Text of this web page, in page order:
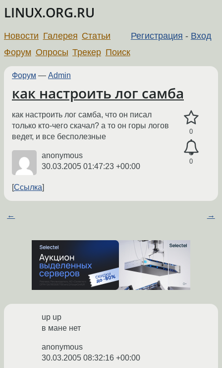
LINUX.ORG.RU
Регистрация - Вход
Новости Галерея Статьи
Форум Опросы Трекер Поиск
Форум — Admin
как настроить лог самба
0
0
как настроить лог самба, что он писал
только кто-чего скачал? а то он горы логов
ведет, и все бесполезные
anonymous
30.03.2005 01:47:23 +00:00
Ссылка
← →
up up
в мане нет
anonymous
30.03.2005 08:32:16 +00:00